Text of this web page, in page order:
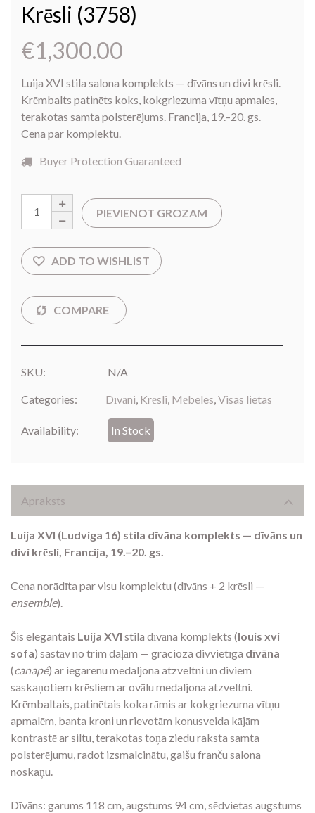
Krēsli (3758)
€1,300.00
Luija XVI stila salona komplekts — dīvāns un divi krēsli.
Krēmbalts patinēts koks, kokgriezuma vītņu apmales,
terakotas samta polsterējums. Francija, 19.–20. gs.
Cena par komplektu.
Buyer Protection Guaranteed
PIEVIENOT GROZAM
SKU: N/A
Categories: Dīvāni, Krēsli, Mēbeles,Visas lietas
Availability: In Stock
Apraksts
Luija XVI (Ludviga 16) stila dīvāna komplekts — dīvāns un
divi krēsli, Francija, 19.–20. gs.
Cena norādīta par visu komplektu (dīvāns + 2 krēsli —
ensemble).
Šis elegantais Luija XVI stila dīvāna komplekts (louis xvi
sofa) sastāv no trim daļām — gracioza divvietīga dīvāna
(canapé) ar iegarenu medaljona atzveltni un diviem
saskaņotiem krēsliem ar ovālu medaljona atzveltni.
Krēmbaltais, patinētais koka rāmis ar kokgriezuma vītņu
apmalēm, banta kroni un rievotām konusveida kājām
kontrastē ar siltu, terakotas toņa ziedu raksta samta
polsterējumu, radot izsmalcinātu, gaišu franču salona
noskaņu.
Dīvāns: garums 118 cm, augstums 94 cm, sēdvietas augstums